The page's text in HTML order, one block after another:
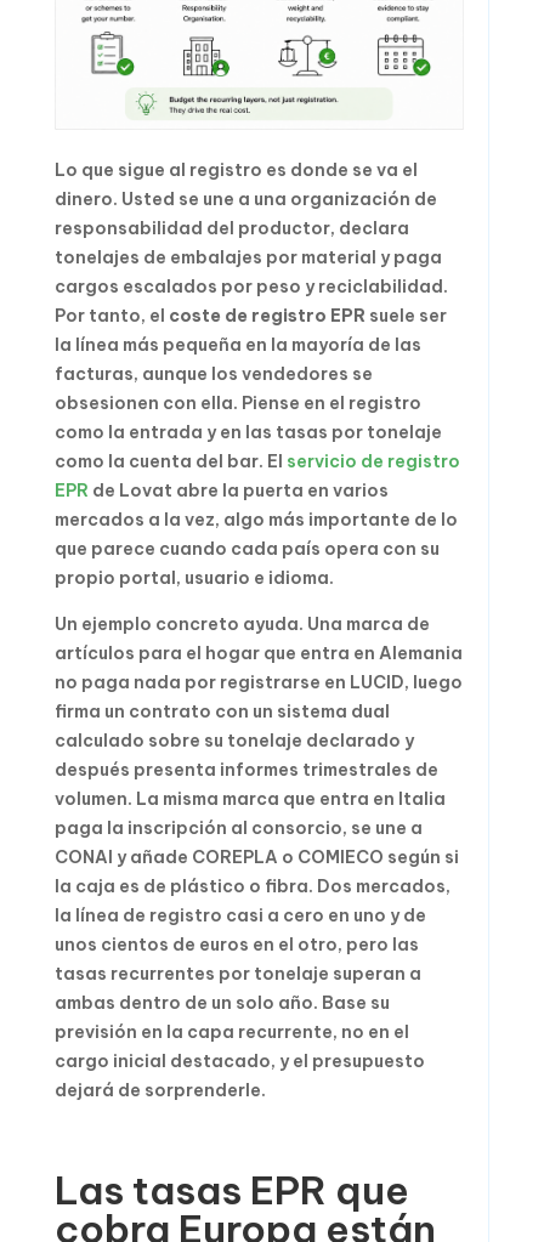
Lo que sigue al registro es donde se va el
dinero. Usted se une a una organización de
responsabilidad del productor, declara
tonelajes de embalajes por material y paga
cargos escalados por peso y reciclabilidad.
Por tanto, el coste de registro EPR suele ser
la línea más pequeña en la mayoría de las
facturas, aunque los vendedores se
obsesionen con ella. Piense en el registro
como la entrada y en las tasas por tonelaje
como la cuenta del bar. El servicio de registro
EPR de Lovat abre la puerta en varios
mercados a la vez, algo más importante de lo
que parece cuando cada país opera con su
propio portal, usuario e idioma.
Un ejemplo concreto ayuda. Una marca de
artículos para el hogar que entra en Alemania
no paga nada por registrarse en LUCID, luego
firma un contrato con un sistema dual
calculado sobre su tonelaje declarado y
después presenta informes trimestrales de
volumen. La misma marca que entra en Italia
paga la inscripción al consorcio, se une a
CONAI y añade COREPLA o COMIECO según si
la caja es de plástico o fibra. Dos mercados,
la línea de registro casi a cero en uno y de
unos cientos de euros en el otro, pero las
tasas recurrentes por tonelaje superan a
ambas dentro de un solo año. Base su
previsión en la capa recurrente, no en el
cargo inicial destacado, y el presupuesto
dejará de sorprenderle.
Las tasas EPR que
cobra Europa están